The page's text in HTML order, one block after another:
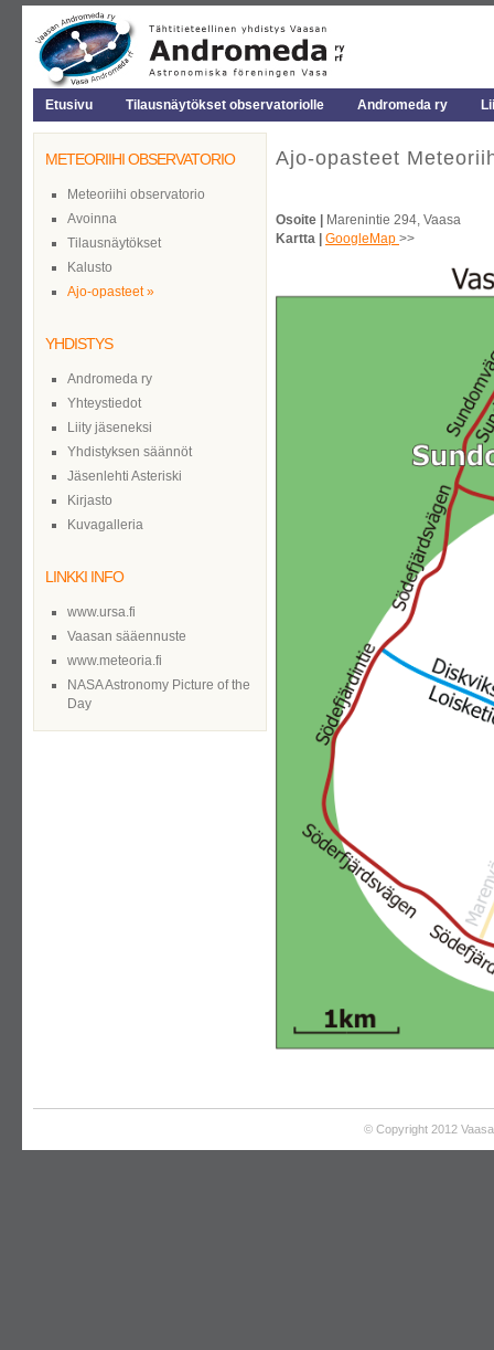
Etusivu Tilausnäytökset observatoriolle Andromeda ry
Ajo-opasteet
Osoite |
Marenintie 294, Vaasa
Kartta | GoogleMap >>
METEORIIHI OBSERVATORIO
Meteoriihi observatorio
Avoinna
Tilausnäytökset
Kalusto
Ajo-opasteet »
YHDISTYS
Andromeda ry
Yhteystiedot
Liity jäseneksi
Yhdistyksen säännöt
Jäsenlehti Asteriski
Kirjasto
Kuvagalleria
LINKKI INFO
www.ursa.fi
Vaasan sääennuste
www.meteoria.fi
NASA Astronomy Picture of the
Day
© Copyright 2012